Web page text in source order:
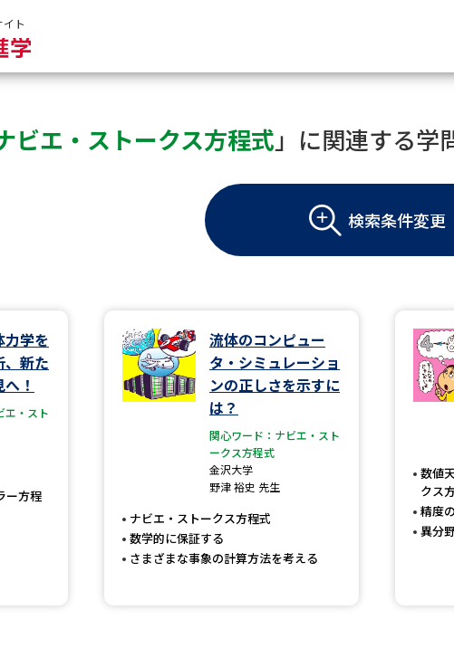
ト
大学・短大の
大学パンフ
学部
総合型選抜・学校推
大学・短大以
専門学校の資料請求
大学入学共通テス
大学入学共通テス
幼稚園教員資格認
高等学校（情報）
ビエ・ストークス方程式」に関連する学
検索条件変更
力学を
、新た
！
エ・スト
ー方程
流体のコンピュー
タ・シミュレーショ
ンの正しさを示すに
は？
関心ワード：ナビエ・スト
ークス方程式
金沢大学
野津 裕史 先生
ナビエ・ストークス方程式
数学的に保証する
さまざまな事象の計算方法を考える
数値
クス
精度
異分